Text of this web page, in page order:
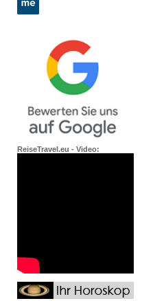
ReiseTravel.eu - Video: